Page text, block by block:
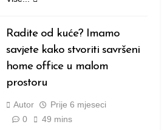
Radite od kuće? Imamo
savjete kako stvoriti savršeni
home office u malom
prostoru
Autor Prije 6 mjeseci
0
49 mins